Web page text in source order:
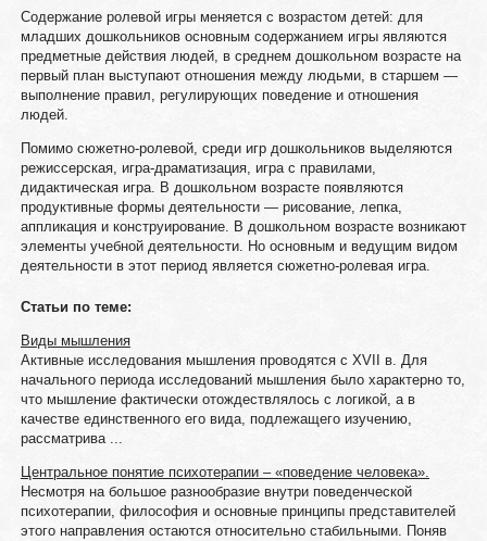
Содержание ролевой игры меняется с возрастом детей: для
младших дошкольников основным содержанием игры являются
предметные действия людей, в среднем дошкольном возрасте на
первый план выступают отношения между людьми, в старшем —
выполнение правил, регулирующих поведение и отношения
людей.
Помимо сюжетно-ролевой, среди игр дошкольников выделяются
режиссерская, игра-драматизация, игра с правилами,
дидактическая игра. В дошкольном возрасте появляются
продуктивные формы деятельности — рисование, лепка,
аппликация и конструирование. В дошкольном возрасте возникают
элементы учебной деятельности. Но основным и ведущим видом
деятельности в этот период является сюжетно-ролевая игра.
Статьи по теме:
Виды мышления
Активные исследования мышления проводятся с XVII в. Для
начального периода исследований мышления было характерно то,
что мышление фактически отождествлялось с логикой, а в
качестве единственного его вида, подлежащего изучению,
рассматрива ...
Центральное понятие психотерапии – «поведение человека».
Несмотря на большое разнообразие внутри поведенческой
психотерапии, философия и основные принципы представителей
этого направления остаются относительно стабильными. Поняв